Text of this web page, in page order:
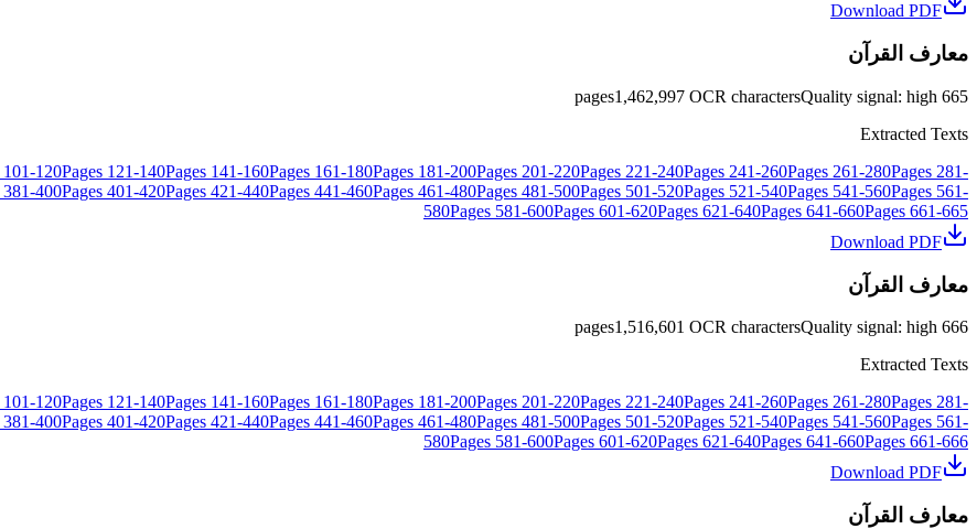
Download PDF
معارف القرآن
665
pages1,462,997 OCR charactersQuality signal: high
Extracted Texts
101-120Pages 121-140Pages 141-160Pages 161-180Pages 181-200Pages 201-220Pages 221-240Pages 241-260Pages 261-280Pages 281-
381-400Pages 401-420Pages 421-440Pages 441-460Pages 461-480Pages 481-500Pages 501-520Pages 521-540Pages 541-560Pages 561-
580Pages 581-600Pages 601-620Pages 621-640Pages 641-660Pages 661-665
Download PDF
معارف القرآن
666
pages1,516,601 OCR charactersQuality signal: high
Extracted Texts
101-120Pages 121-140Pages 141-160Pages 161-180Pages 181-200Pages 201-220Pages 221-240Pages 241-260Pages 261-280Pages 281-
381-400Pages 401-420Pages 421-440Pages 441-460Pages 461-480Pages 481-500Pages 501-520Pages 521-540Pages 541-560Pages 561-
580Pages 581-600Pages 601-620Pages 621-640Pages 641-660Pages 661-666
Download PDF
معارف القرآن